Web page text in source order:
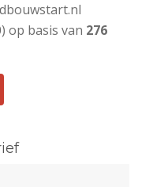
op basis van 276